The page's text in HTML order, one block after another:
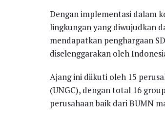
Dengan implementasi dalam
lingkungan yang diwujudkan
mendapatkan penghargaan
diselenggarakan oleh
Ajang ini diikuti oleh 15
(UNGC), dengan total 16
perusahaan baik dari BUMN